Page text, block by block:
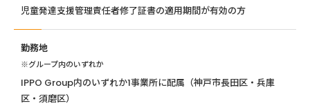
児童発達支援管理責任者修了証書の適用期間が有効の方
勤務地
※グループ内のいずれか
IPPO Group内のいずれか1事業所に配属（神戸市長田区・兵庫
区・須磨区）